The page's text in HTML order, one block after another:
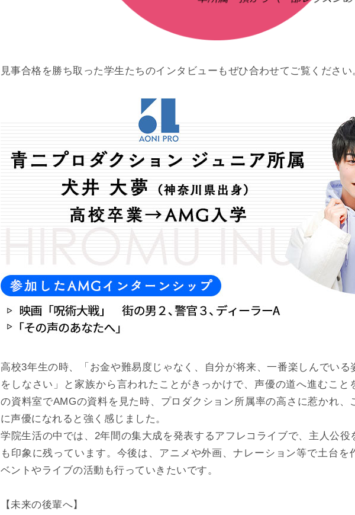
見事合格を勝ち取った学生たちのインタビューもぜひ合わせてご覧ください
高校3年生の時、「お金や難易度じゃなく、自分が将来、一番楽しんでいる
をしなさい」と家族から言われたことがきっかけで、声優の道へ進むこと
の資料室でAMGの資料を見た時、プロダクション所属率の高さに惹かれ、
に声優になれると強く感じました。
学院生活の中では、2年間の集大成を発表するアフレコライブで、主人公役
も印象に残っています。今後は、アニメや外画、ナレーション等で土台を
ベントやライブの活動も行っていきたいです。
【未来の後輩へ】